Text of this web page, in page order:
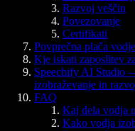
Razvoj veščin
Povezovanje
Certifikati
Povprečna plača
Kje iskati zaposlitev
Speechify AI Studio
izobraževanje in
FAQ
Kaj dela vodja
Kako vodja